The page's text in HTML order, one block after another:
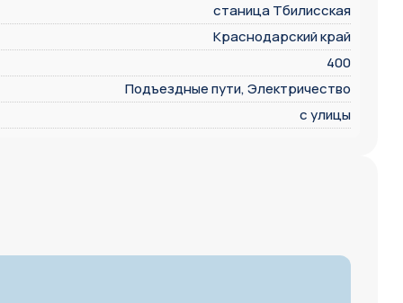
станица Тбилисская
Краснодарский край
400
Подъездные пути, Электричество
с улицы